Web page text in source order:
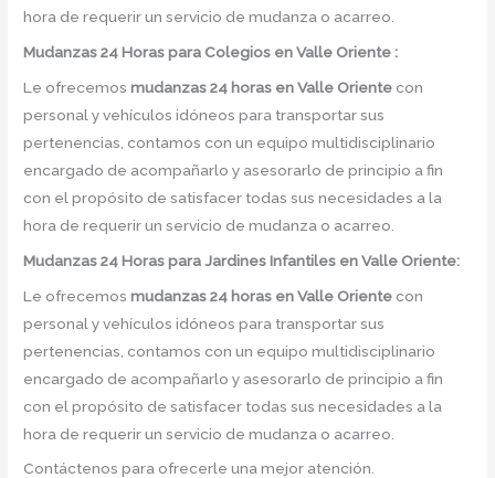
hora de requerir un servicio de mudanza o acarreo.
Mudanzas 24 Horas para Colegios en Valle Oriente :
Le ofrecemosmudanzas 24 horas enValle Oriente con
personal y vehículos idóneos para transportar sus
pertenencias, contamos con un equipo multidisciplinario
encargado de acompañarlo y asesorarlo de principio a fin
con el propósito de satisfacer todas sus necesidades a la
hora de requerir un servicio de mudanza o acarreo.
Mudanzas 24 Horas para Jardines Infantiles en Valle Oriente:
Le ofrecemosmudanzas 24 horas enValle Oriente con
personal y vehículos idóneos para transportar sus
pertenencias, contamos con un equipo multidisciplinario
encargado de acompañarlo y asesorarlo de principio a fin
con el propósito de satisfacer todas sus necesidades a la
hora de requerir un servicio de mudanza o acarreo.
Contáctenos para ofrecerle una mejor atención.